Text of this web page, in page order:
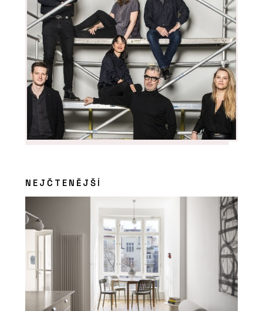
NEJČTENĚJŠÍ